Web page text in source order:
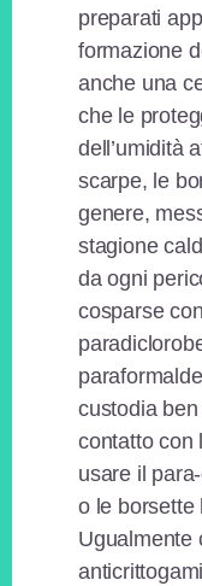
preparati
formazione
anche una
che le
dell’umidità
scarpe, le
genere,
stagione
da ogni
cosparse
custodia
contatto con
usare il
o le borsette
Ugualmente